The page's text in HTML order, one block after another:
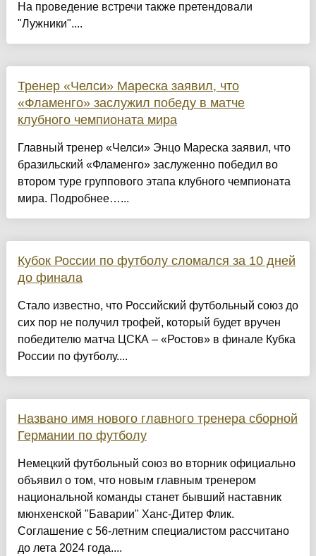
На проведение встречи также претендовали
"Лужники"....
Тренер «Челси» Мареска заявил, что
«Фламенго» заслужил победу в матче
клубного чемпионата мира
Главный тренер «Челси» Энцо Мареска заявил, что
бразильский «Фламенго» заслуженно победил во
втором туре группового этапа клубного чемпионата
мира. Подробнее…...
Кубок России по футболу сломался за 10 дней
до финала
Стало известно, что Российский футбольный союз до
сих пор не получил трофей, который будет вручен
победителю матча ЦСКА – «Ростов» в финале Кубка
России по футболу....
Названо имя нового главного тренера сборной
Германии по футболу
Немецкий футбольный союз во вторник официально
объявил о том, что новым главным тренером
национальной команды станет бывший наставник
мюнхенской "Баварии" Ханс-Дитер Флик.
Соглашение с 56-летним специалистом рассчитано
до лета 2024 года....